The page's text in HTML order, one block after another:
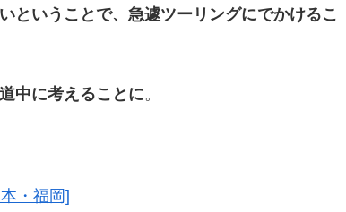
ということで、急遽ツーリングにでかけるこ
中に考えることに。
・福岡]